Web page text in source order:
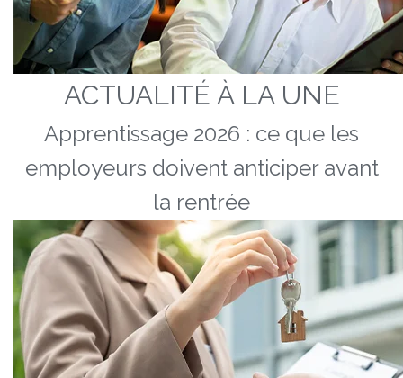
ACTUALITÉ À LA UNE
Apprentissage 2026 : ce que les
employeurs doivent anticiper avant
la rentrée